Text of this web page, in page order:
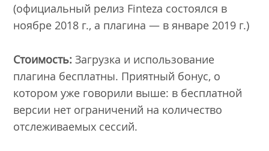
(официальный релиз Finteza состоялся в
ноябре 2018 г., а плагина — в январе 2019 г.)
Стоимость:Загрузка и использование
плагина бесплатны. Приятный бонус, о
котором уже говорили выше: в бесплатной
версии нет ограничений на количество
отслеживаемых сессий.